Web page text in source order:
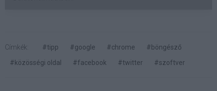
Címkék: #tipp #google #chrome
#böngésző
#közösségi oldal
#facebook #twitter #szoftver